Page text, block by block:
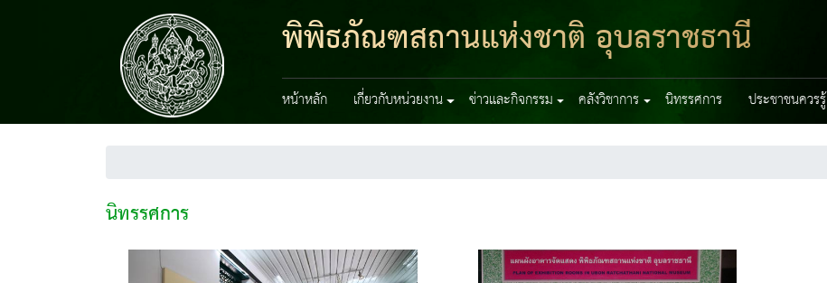
พิพิธภัณฑสถานแห่งชาติ อุบลราชธานี
หน้าหลัก เกี่ยวกับหน่วยงาน ข่าวและกิจกรรม คลังวิชาการ นิทรรศการ ประชาชนควรรู้
นิทรรศการ